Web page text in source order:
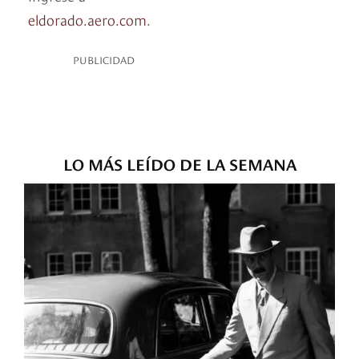
eldorado.aero.com.
PUBLICIDAD
LO MÁS LEÍDO DE LA SEMANA